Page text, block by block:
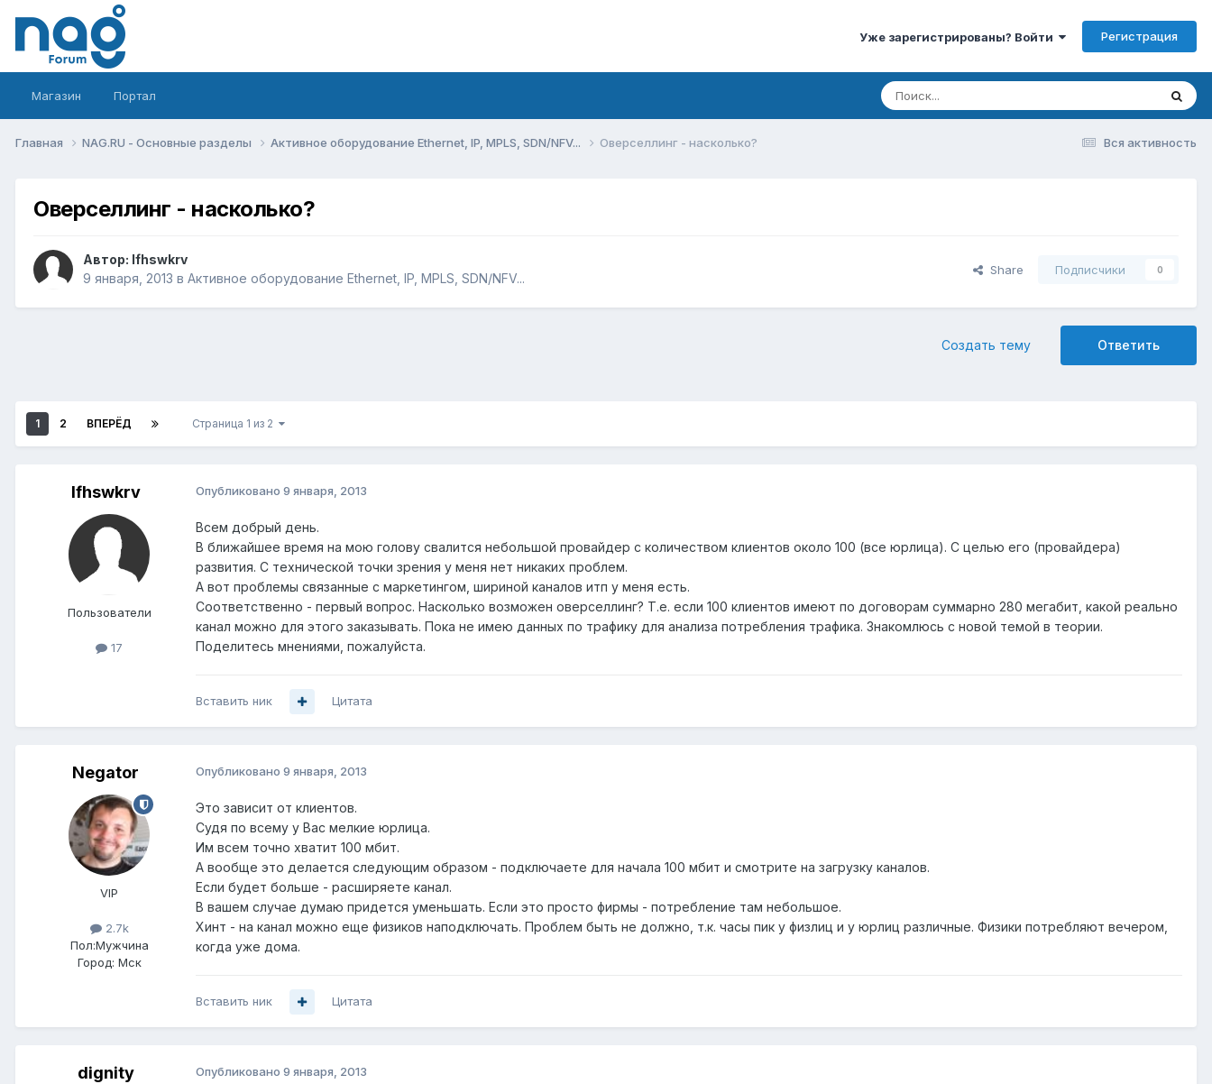
Уже зарегистрированы? Войти Регистрация
Магазин Портал
Вся активность
Главная NAG.RU - Основные разделы Активное оборудование Ethernet, IP, MPLS, SDN/NFV... Оверселлинг - насколько?
Оверселлинг - насколько?
Автор: lfhswkrv
9 января, 2013 в Активное оборудование Ethernet, IP, MPLS, SDN/NFV...
Share Подписчики 0
Ответить
Создать тему
1 2 ВПЕРЁД Страница 1 из 2
lfhswkrv
Пользователи
17
Опубликовано 9 января, 2013
Всем добрый день.
В ближайшее время на мою голову свалится небольшой провайдер с количеством клиентов около 100 (все юрлица). С целью его (провайдера)
развития. С технической точки зрения у меня нет никаких проблем.
А вот проблемы связанные с маркетингом, шириной каналов итп у меня есть.
Соответственно - первый вопрос. Насколько возможен оверселлинг? Т.е. если 100 клиентов имеют по договорам суммарно 280 мегабит, какой реально
канал можно для этого заказывать. Пока не имею данных по трафику для анализа потребления трафика. Знакомлюсь с новой темой в теории.
Поделитесь мнениями, пожалуйста.
Вставить ник Цитата
Negator
VIP
2.7k
Пол:Мужчина
Город: Мск
Опубликовано 9 января, 2013
Это зависит от клиентов.
Судя по всему у Вас мелкие юрлица.
Им всем точно хватит 100 мбит.
А вообще это делается следующим образом - подключаете для начала 100 мбит и смотрите на загрузку каналов.
Если будет больше - расширяете канал.
В вашем случае думаю придется уменьшать. Если это просто фирмы - потребление там небольшое.
Хинт - на канал можно еще физиков наподключать. Проблем быть не должно, т.к. часы пик у физлиц и у юрлиц различные. Физики потребляют вечером,
когда уже дома.
Вставить ник Цитата
dignity Опубликовано 9 января, 2013